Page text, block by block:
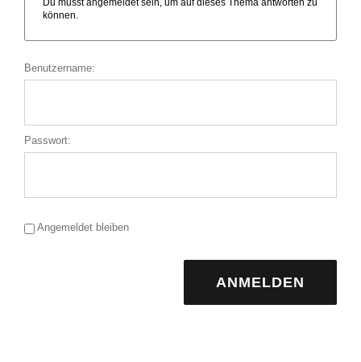
können.
Benutzername:
Passwort:
Angemeldet bleiben
ANMELDEN